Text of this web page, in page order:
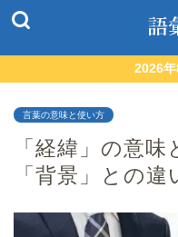
2026
言葉の意味と使い方
「経緯」の意
「背景」との